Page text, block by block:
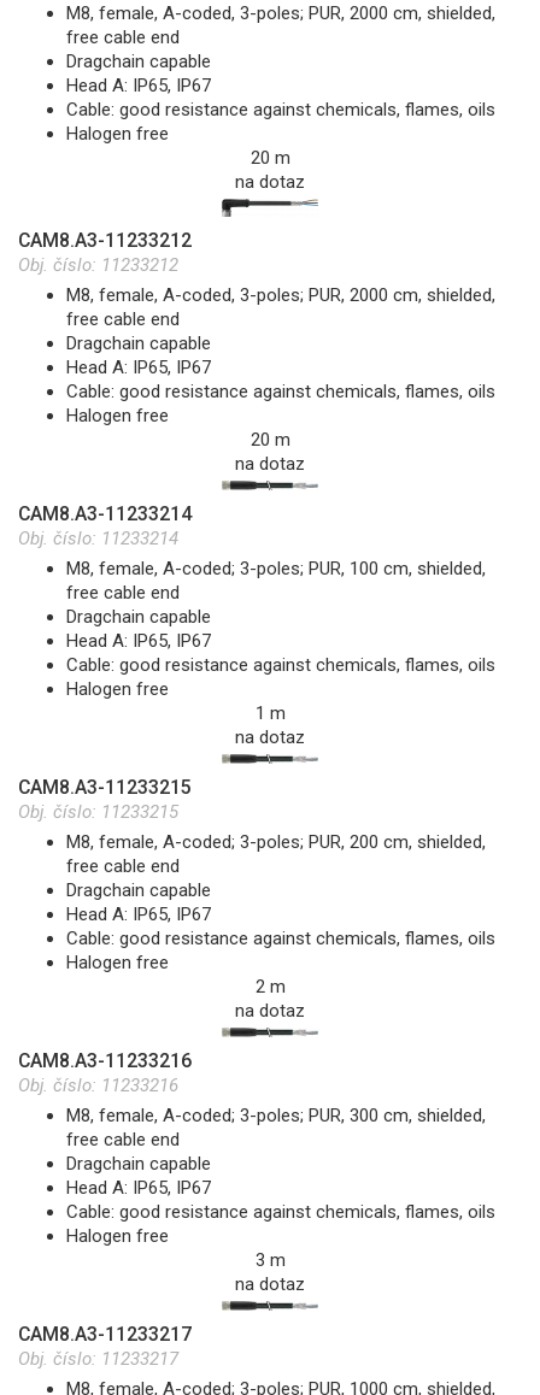
M8, female, A-coded, 3-poles; PUR, 2000 cm, shielded,
free cable end
Dragchain capable
Head A: IP65, IP67
Cable: good resistance against chemicals, flames, oils
Halogen free
20 m
na dotaz
CAM8.A3-11233212
Obj. číslo: 11233212
M8, female, A-coded, 3-poles; PUR, 2000 cm, shielded,
free cable end
Dragchain capable
Head A: IP65, IP67
Cable: good resistance against chemicals, flames, oils
Halogen free
20 m
na dotaz
CAM8.A3-11233214
Obj. číslo: 11233214
M8, female, A-coded; 3-poles; PUR, 100 cm, shielded,
free cable end
Dragchain capable
Head A: IP65, IP67
Cable: good resistance against chemicals, flames, oils
Halogen free
1 m
na dotaz
CAM8.A3-11233215
Obj. číslo: 11233215
M8, female, A-coded; 3-poles; PUR, 200 cm, shielded,
free cable end
Dragchain capable
Head A: IP65, IP67
Cable: good resistance against chemicals, flames, oils
Halogen free
2 m
na dotaz
CAM8.A3-11233216
Obj. číslo: 11233216
M8, female, A-coded; 3-poles; PUR, 300 cm, shielded,
free cable end
Dragchain capable
Head A: IP65, IP67
Cable: good resistance against chemicals, flames, oils
Halogen free
3 m
na dotaz
CAM8.A3-11233217
Obj. číslo: 11233217
M8, female, A-coded; 3-poles; PUR, 1000 cm, shielded,